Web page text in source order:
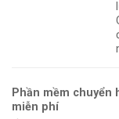
Phần mềm chuyển
miễn phí